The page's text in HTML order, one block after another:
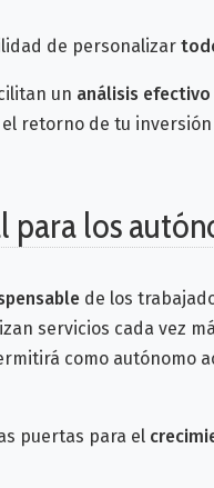
de personalizar
un análisis
retorno de tu
los
de los
servicios cada vez
como autónomo
puertas para el